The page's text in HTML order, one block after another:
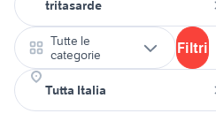
Tutte le
categorie
Filtri